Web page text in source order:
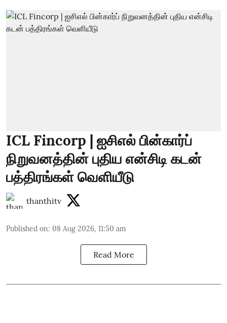
ICL Fincorp | ஐசிஎல் பின்கார்ப்
நிறுவனத்தின் புதிய என்சிடி கடன்
பத்திரங்கள் வெளியீடு
thanthitv
Published on: 08 Aug 2026, 11:50 am
Read More